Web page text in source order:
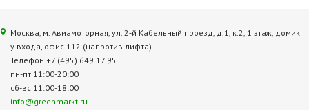
Москва, м. Авиамоторная, ул. 2‑й Кабельный проезд, д.1, к.2, 1 этаж, домик
у входа, офис 112 (напротив лифта)
Телефон +7 (495) 649 17 95
пн-пт 11:00-20:00
сб-вс 11:00-18:00
info@greenmarkt.ru